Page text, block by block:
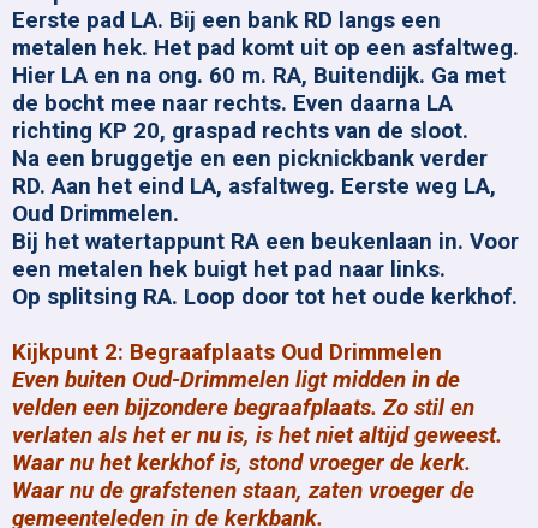
Eerste pad LA. Bij een bank RD langs een
metalen hek. Het pad komt uit op een asfaltweg.
Hier LA en na ong. 60 m. RA, Buitendijk. Ga met
de bocht mee naar rechts. Even daarna LA
richting KP 20, graspad rechts van de sloot.
Na een bruggetje en een picknickbank verder
RD. Aan het eind LA, asfaltweg. Eerste weg LA,
Oud Drimmelen.
Bij het watertappunt RA een beukenlaan in. Voor
een metalen hek buigt het pad naar links.
Op splitsing RA. Loop door tot het oude kerkhof.
Kijkpunt 2: Begraafplaats Oud Drimmelen
Even buiten Oud-Drimmelen ligt midden in de
velden een bijzondere begraafplaats. Zo stil en
verlaten als het er nu is, is het niet altijd geweest.
Waar nu het kerkhof is, stond vroeger de kerk.
Waar nu de grafstenen staan, zaten vroeger de
gemeenteleden in de kerkbank.